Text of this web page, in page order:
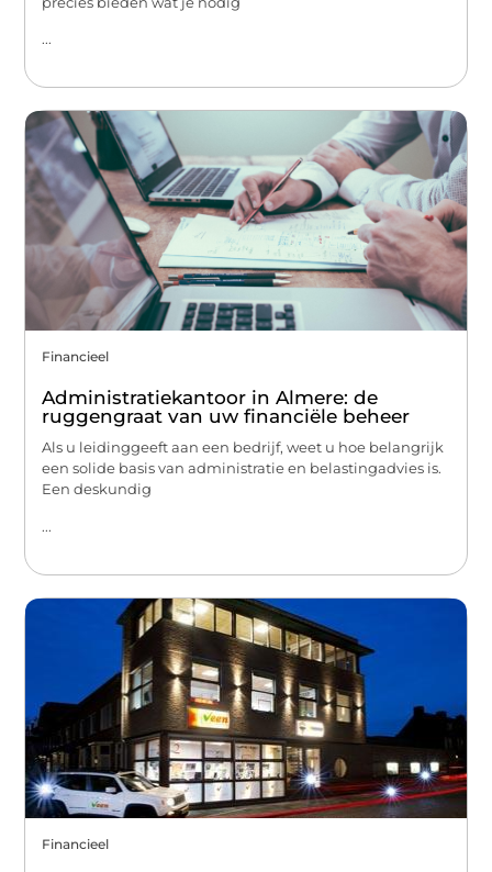
...
Financieel
Administratiekantoor in Almere: de
ruggengraat van uw financiële beheer
Als u leidinggeeft aan een bedrijf, weet u hoe belangrijk
een solide basis van administratie en belastingadvies is.
Een deskundig
...
Financieel